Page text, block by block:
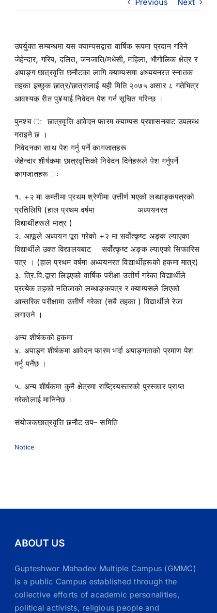
उपर्युक्त सम्बन्धमा यस क्याम्पसद्वारा वार्षिक रूपमा प्रदान गरिने
जेहेन्दार, गरिब, दलित, जनजाति/मधेसी, महिला, भौगोलिक क्षेत्र र
अपाङ्ग छात्रवृत्ति छनौटका लागि क्याम्पसमा अध्ययनरत स्नातक
तहका इच्छुक छात्र/छात्रालाई यही मिति २०७५ असार ८ गतेभित्र
आवश्यक रीत पु¥याई निवेदन पेश गर्न सूचित गरिन्छ ।
पुनश्च ः छात्रवृत्ति आवेदन फारम क्याम्पस प्रशासनबाट उपलब्ध
गराइने छ ।
निवेदनका साथ पेश गर्नु पर्ने कागजातहरू
जेहेन्दार शीर्षकमा छात्रवृत्तिको निवेदन दिनेहरूले पेश गर्नुपर्ने
कागजातहरू ः
१. +२ मा कम्तीमा प्रथम श्रेणीमा उत्तीर्ण भएको लब्धाङ्कपत्रको
प्रतिलिपि (हाल प्रथम वर्षमा अध्ययनरत
विद्यार्थीहरूले मात्र )
२. आफूले अध्ययन पूरा गरेको +२ मा सर्वोत्कृष्ट अङ्क ल्याएका
विद्यार्थीले उक्त विद्यालयबाट सर्वोत्कृष्ट अङ्क ल्याएको सिफारिस
पत्र । (हाल प्रथम वर्षमा अध्ययनरत विद्यार्थीहरूको हकमा मात्र)
३. त्रि.वि.द्वारा लिइएको वार्षिक परीक्षा उत्तीर्ण गरेका विद्यार्थीले
प्रत्येक तहको नतिजाको लब्धाङ्कपत्र र क्याम्पसले लिएको
आन्तरिक परीक्षामा उत्तीर्ण गरेका (सबै तहका ) विद्यार्थीले रेजा
लगाउने ।
अन्य शीर्षकको हकमा
४. अपाङ्ग शीर्षकमा आवेदन फारम भर्दा अपाङ्गताको प्रमाण पेश
गर्नु पर्नेछ ।
५. अन्य शीर्षकमा कुनै क्षेत्रमा राष्ट्रियस्तरको पुरस्कार प्राप्त
गरेकोलाई मानिनेछ ।
संयोजकछात्रवृत्ति छनौट उप– समिति
Notice
ABOUT US
Gupteshwor Mahadev Multiple Campus (GMMC)
is a public Campus established through the
collective efforts of academic personalities,
political activists, religious people and